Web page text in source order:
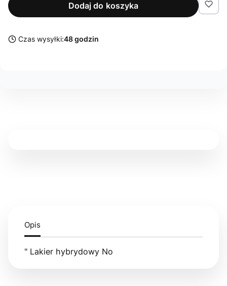
Dodaj do koszyka
Czas wysyłki:48 godzin
Opis
" Lakier hybrydowy No